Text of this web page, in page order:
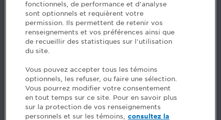
Questions? Ask our team >
Want to make the Order a part of your career? See
our job offers >
Facebook - Devenir CPA
Instagram
LinkedIn - CPA
LinkedIn - 20 minutes CPA
LinkedIn - Emploi CPA
fonctionnels, de performance et d'analyse
sont optionnels et requièrent votre
permission. Ils permettent de retenir vos
renseignements et vos préférences ainsi que
de recueillir des statistiques sur l'utilisation
du site.
Vous pouvez accepter tous les témoins
optionnels, les refuser, ou faire une sélection.
Vous pourrez modifier votre consentement
en tout temps sur ce site. Pour en savoir plus
sur la protection de vos renseignements
personnels et sur les témoins, consultez la